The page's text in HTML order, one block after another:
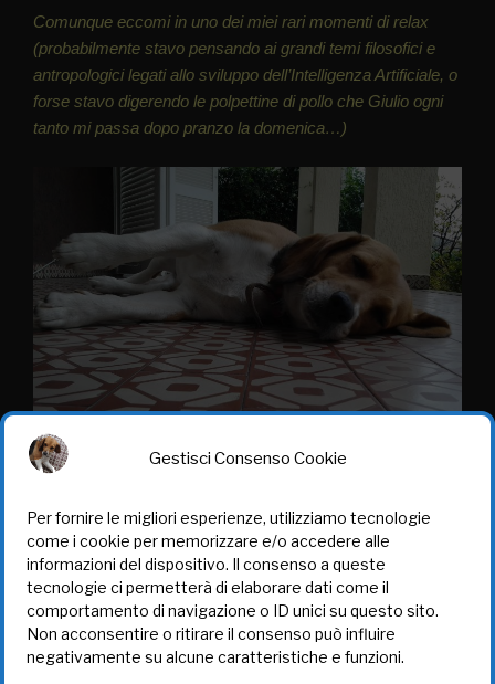
Gestisci Consenso Cookie
Per fornire le migliori esperienze, utilizziamo tecnologie
come i cookie per memorizzare e/o accedere alle
informazioni del dispositivo. Il consenso a queste
tecnologie ci permetterà di elaborare dati come il
comportamento di navigazione o ID unici su questo sito.
Non acconsentire o ritirare il consenso può influire
negativamente su alcune caratteristiche e funzioni.
Comunque eccomi in uno dei miei rari momenti di relax
(probabilmente stavo pensando ai grandi temi filosofici e
antropologici legati allo sviluppo dell’Intelligenza Artificiale, o
forse stavo digerendo le polpettine di pollo che Giulio ogni
tanto mi passa dopo pranzo la domenica…)
TUTELA DEI DATI
Cookie Policy (UE)